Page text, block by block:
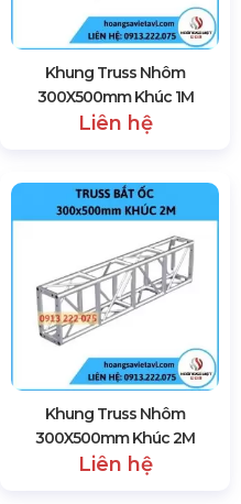
Khung Truss Nhôm
300X500mm Khúc 1M
Liên hệ
Khung Truss Nhôm
300X500mm Khúc 2M
Liên hệ